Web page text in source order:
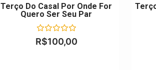
Terço Do Casal Por Onde For
Quero Ser Seu Par
Avaliação
0
R$100,00